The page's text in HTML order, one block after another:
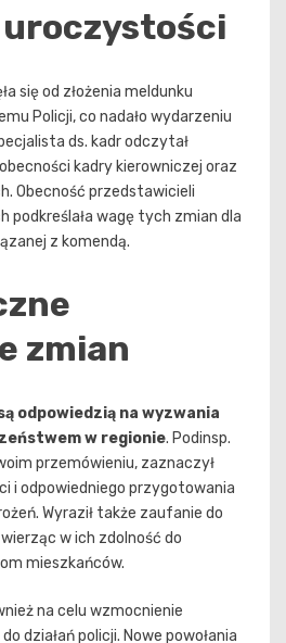
się od złożenia meldunku
Policji, co nadało wydarzeniu
ds. kadr odczytał
kadry kierowniczej oraz
Obecność przedstawicieli
podkreślała wagę tych zmian dla
z komendą.
zmian
odpowiedzią na wyzwania
w regionie. Podinsp.
przemówieniu, zaznaczył
i odpowiedniego przygotowania
Wyraził także zaufanie do
w ich zdolność do
mieszkańców.
na celu wzmocnienie
działań policji. Nowe powołania